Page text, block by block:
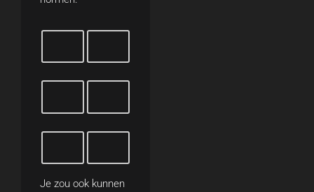
Je zou ook kunnen